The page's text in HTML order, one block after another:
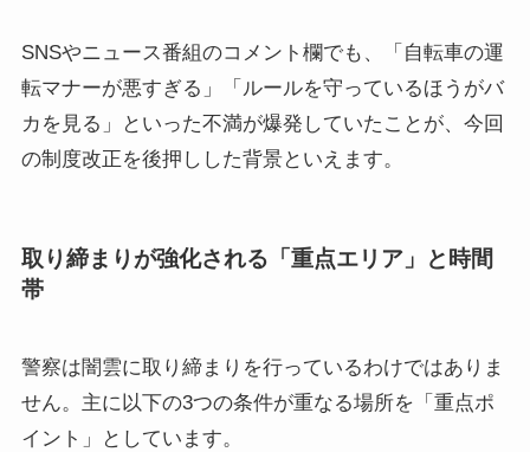
SNSやニュース番組のコメント欄でも、「自転車の運
転マナーが悪すぎる」「ルールを守っているほうがバ
カを見る」といった不満が爆発していたことが、今回
の制度改正を後押しした背景といえます。
取り締まりが強化される「重点エリア」と時間
帯
警察は闇雲に取り締まりを行っているわけではありま
せん。主に以下の3つの条件が重なる場所を「重点ポ
イント」としています。